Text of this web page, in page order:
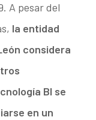
A pesar del
la entidad
considera
BI se
en un